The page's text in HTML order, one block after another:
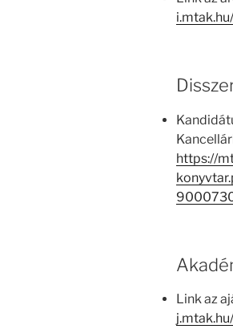
https://
Link az